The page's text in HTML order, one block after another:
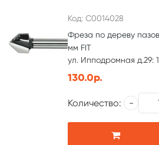
Код: С0014028
Фреза по дереву
мм FIT
ул. Ипподромная д.29:
130.0р.
Количество: